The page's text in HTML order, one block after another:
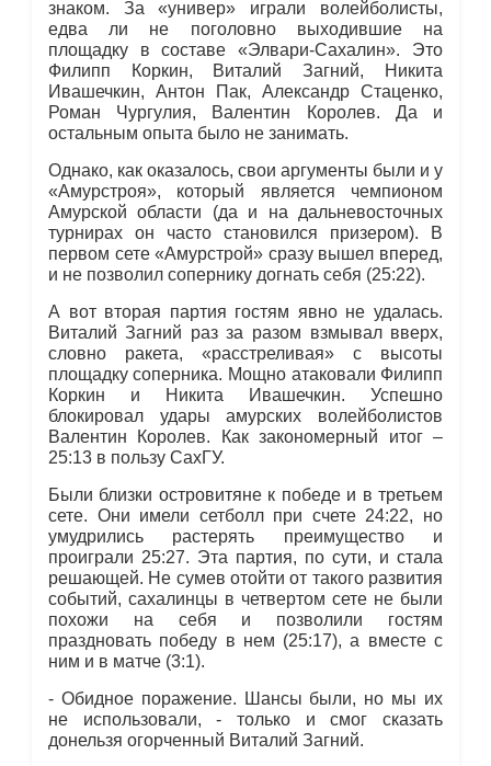
знаком. За «универ» играли волейболисты,
едва ли не поголовно выходившие на
площадку в составе «Элвари-Сахалин». Это
Филипп Коркин, Виталий Загний, Никита
Ивашечкин, Антон Пак, Александр Стаценко,
Роман Чургулия, Валентин Королев. Да и
остальным опыта было не занимать.
Однако, как оказалось, свои аргументы были и у
«Амурстроя», который является чемпионом
Амурской области (да и на дальневосточных
турнирах он часто становился призером). В
первом сете «Амурстрой» сразу вышел вперед,
и не позволил сопернику догнать себя (25:22).
А вот вторая партия гостям явно не удалась.
Виталий Загний раз за разом взмывал вверх,
словно ракета, «расстреливая» с высоты
площадку соперника. Мощно атаковали Филипп
Коркин и Никита Ивашечкин. Успешно
блокировал удары амурских волейболистов
Валентин Королев. Как закономерный итог –
25:13 в пользу СахГУ.
Были близки островитяне к победе и в третьем
сете. Они имели сетболл при счете 24:22, но
умудрились растерять преимущество и
проиграли 25:27. Эта партия, по сути, и стала
решающей. Не сумев отойти от такого развития
событий, сахалинцы в четвертом сете не были
похожи на себя и позволили гостям
праздновать победу в нем (25:17), а вместе с
ним и в матче (3:1).
- Обидное поражение. Шансы были, но мы их
не использовали, - только и смог сказать
донельзя огорченный Виталий Загний.